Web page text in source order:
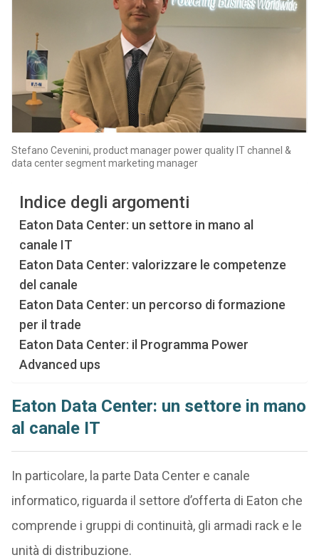
Stefano Cevenini, product manager power quality IT channel &
data center segment marketing manager
Indice degli argomenti
Eaton Data Center: un settore in mano al
canale IT
Eaton Data Center: valorizzare le competenze
del canale
Eaton Data Center: un percorso di formazione
per il trade
Eaton Data Center: il Programma Power
Advanced ups
Eaton Data Center: un settore in mano
al canale IT
In particolare, la parte Data Center e canale
informatico, riguarda il settore d’offerta di Eaton che
comprende i gruppi di continuità, gli armadi rack e le
unità di distribuzione.